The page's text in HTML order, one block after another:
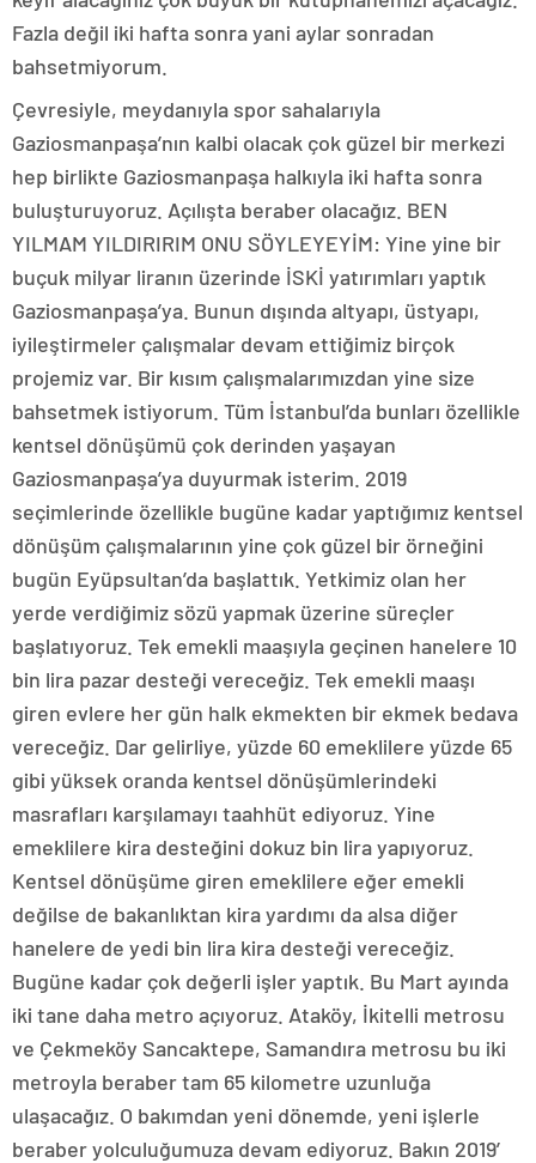
Fazla değil iki hafta sonra yani aylar sonradan
bahsetmiyorum.
Çevresiyle, meydanıyla spor sahalarıyla
Gaziosmanpaşa’nın kalbi olacak çok güzel bir merkezi
hep birlikte Gaziosmanpaşa halkıyla iki hafta sonra
buluşturuyoruz. Açılışta beraber olacağız. BEN
YILMAM YILDIRIRIM ONU SÖYLEYEYİM: Yine yine bir
buçuk milyar liranın üzerinde İSKİ yatırımları yaptık
Gaziosmanpaşa’ya. Bunun dışında altyapı, üstyapı,
iyileştirmeler çalışmalar devam ettiğimiz birçok
projemiz var. Bir kısım çalışmalarımızdan yine size
bahsetmek istiyorum. Tüm İstanbul’da bunları özellikle
kentsel dönüşümü çok derinden yaşayan
Gaziosmanpaşa’ya duyurmak isterim. 2019
seçimlerinde özellikle bugüne kadar yaptığımız kentsel
dönüşüm çalışmalarının yine çok güzel bir örneğini
bugün Eyüpsultan’da başlattık. Yetkimiz olan her
yerde verdiğimiz sözü yapmak üzerine süreçler
başlatıyoruz. Tek emekli maaşıyla geçinen hanelere 10
bin lira pazar desteği vereceğiz. Tek emekli maaşı
giren evlere her gün halk ekmekten bir ekmek bedava
vereceğiz. Dar gelirliye, yüzde 60 emeklilere yüzde 65
gibi yüksek oranda kentsel dönüşümlerindeki
masrafları karşılamayı taahhüt ediyoruz. Yine
emeklilere kira desteğini dokuz bin lira yapıyoruz.
Kentsel dönüşüme giren emeklilere eğer emekli
değilse de bakanlıktan kira yardımı da alsa diğer
hanelere de yedi bin lira kira desteği vereceğiz.
Bugüne kadar çok değerli işler yaptık. Bu Mart ayında
iki tane daha metro açıyoruz. Ataköy, İkitelli metrosu
ve Çekmeköy Sancaktepe, Samandıra metrosu bu iki
metroyla beraber tam 65 kilometre uzunluğa
ulaşacağız. O bakımdan yeni dönemde, yeni işlerle
beraber yolculuğumuza devam ediyoruz. Bakın 2019′